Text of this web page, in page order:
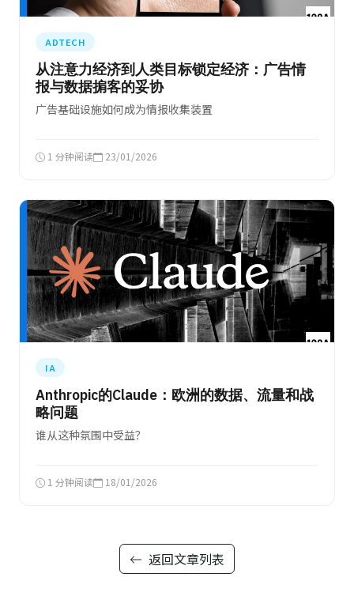
ADTECH
从注意力经济到人类目标锁定经济：广告情
报与数据掮客的妥协
广告基础设施如何成为情报收集装置
1 分钟阅读 23/01/2026
IA
Anthropic的Claude：欧洲的数据、流量和战
略问题
谁从这种氛围中受益？
1 分钟阅读 18/01/2026
返回文章列表